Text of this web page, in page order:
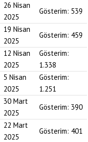
26 Nisan
2025
Gösterim: 539
19 Nisan
2025
Gösterim: 459
12 Nisan
2025
Gösterim:
1.338
5 Nisan
2025
Gösterim:
1.251
30 Mart
2025
Gösterim: 390
22 Mart
2025
Gösterim: 401